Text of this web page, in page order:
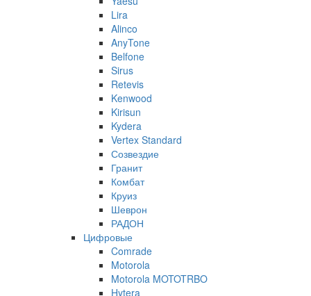
Lira
Alinco
AnyTone
Belfone
Sirus
Retevis
Kenwood
Kirisun
Kydera
Vertex Standard
Созвездие
Гранит
Комбат
Круиз
Шеврон
РАДОН
Цифровые
Comrade
Motorola
Motorola MOTOTRBO
Hytera